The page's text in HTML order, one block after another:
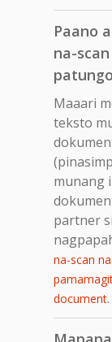
Paano
na-
Maaari
teksto
munang
partner
na-scan
document.